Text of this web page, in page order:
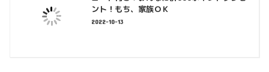
ント！もち、家族ＯＫ
2022-10-13